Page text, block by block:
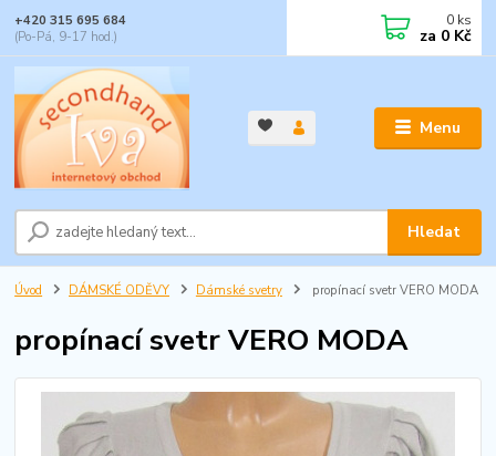
Menu
Hledat
+420 315 695 684
(Po-Pá, 9-17 hod.)
0 ks
za 0 Kč
Úvod DÁMSKÉ ODĚVY Dámské svetry propínací svetr VERO MODA
propínací svetr VERO MODA